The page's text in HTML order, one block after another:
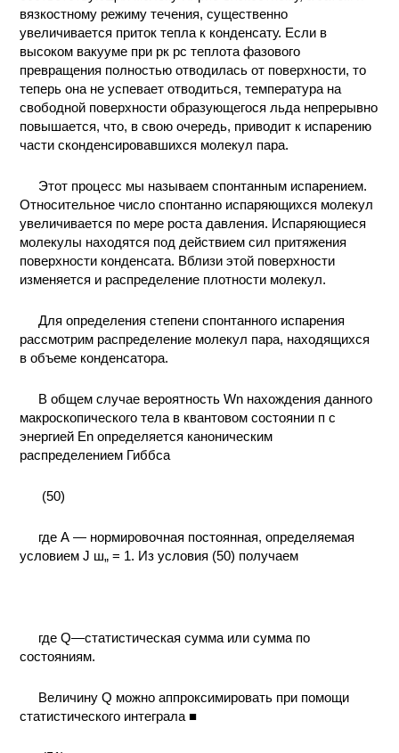
вязкостному режиму течения, существенно
увеличивается приток тепла к конденсату. Если в
высоком вакууме при рк рс теплота фазового
превращения полностью отводилась от поверхности, то
теперь она не успевает отводиться, температура на
свободной поверхности образующегося льда непрерывно
повышается, что, в свою очередь, приводит к испарению
части сконденсировавшихся молекул пара.
Этот процесс мы называем спонтанным испарением.
Относительное число спонтанно испаряющихся молекул
увеличивается по мере роста давления. Испаряющиеся
молекулы находятся под действием сил притяжения
поверхности конденсата. Вблизи этой поверхности
изменяется и распределение плотности молекул.
Для определения степени спонтанного испарения
рассмотрим распределение молекул пара, находящихся
в объеме конденсатора.
В общем случае вероятность Wn нахождения данного
макроскопического тела в квантовом состоянии п с
энергией En определяется каноническим
распределением Гиббса
(50)
где А — нормировочная постоянная, определяемая
условием J ш„ = 1. Из условия (50) получаем
где Q—статистическая сумма или сумма по
состояниям.
Величину Q можно аппроксимировать при помощи
статистического интеграла ■